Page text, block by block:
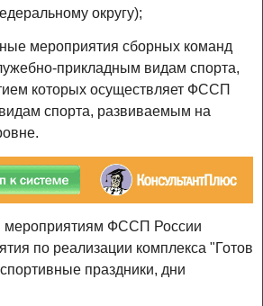
округу);
мероприятия сборных команд
прикладным видам спорта,
которых осуществляет ФССП
спорта, развиваемым на
мероприятиям ФССП России
по реализации комплекса "Готов
праздники, дни